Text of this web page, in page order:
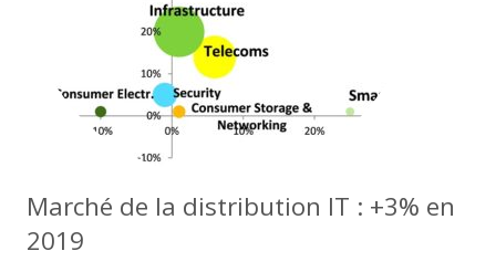
Marché de la distribution IT : +3% en
2019